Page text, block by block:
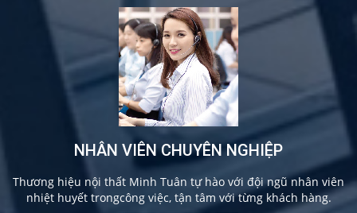
NHÂN VIÊN CHUYÊN NGHIỆP
Thương hiệu nội thất Minh Tuân tự hào với đội ngũ nhân viên
nhiệt huyết trongcông việc, tận tâm với từng khách hàng.